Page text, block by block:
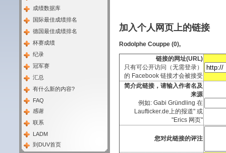
成绩数据库
国际最佳成绩排名
德国最佳成绩排名
杯赛成绩
纪录
冠军赛
汇总
有什么新的内容?
FAQ
感谢
联系
LADM
到DUV首页
加入个人网页上的链接
Rodolphe Couppe (0),
链接的网址(URL)
只有可公开访问（无需登录）
的 Facebook 链接才会被接受
简介此链接，请输入作者名及
来源
例如: Gabi Gründling 在
Laufticker.de上的报道" 或
"Erics 网页"
您对此链接的评注